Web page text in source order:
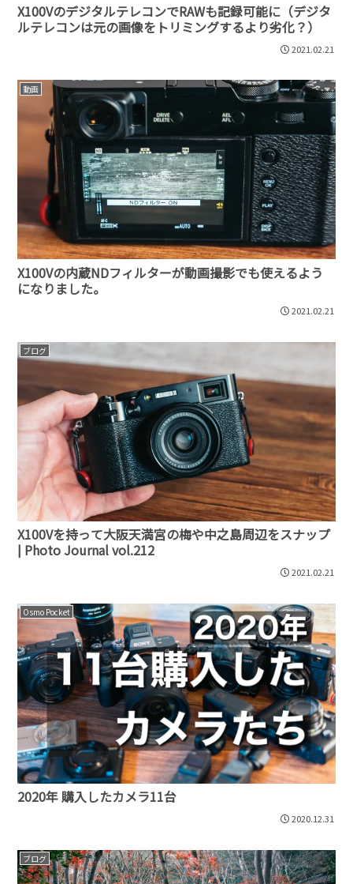
X100VのデジタルテレコンでRAWも記録可能に（デジタ
ルテレコンは元の画像をトリミングするより劣化？）
2021.02.21
動画
X100Vの内蔵NDフィルターが動画撮影でも使えるよう
になりました。
2021.02.21
ブログ
X100Vを持って大阪天満宮の梅や中之島周辺をスナップ
| Photo Journal vol.212
2021.02.21
Osmo Pocket
2020年 購入したカメラ11台
2020.12.31
ブログ